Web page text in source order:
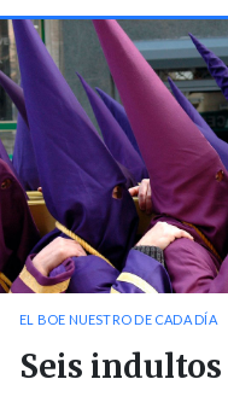
EL BOE NUESTRO DE CADA DÍA
Seis